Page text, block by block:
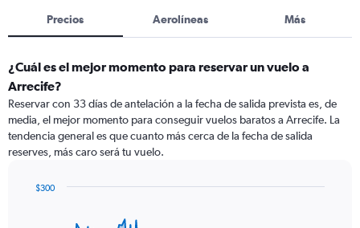
Precios Aerolíneas Más
¿Cuál es el mejor momento para reservar un vuelo a
Arrecife?
Reservar con 33 días de antelación a la fecha de salida prevista es, de
media, el mejor momento para conseguir vuelos baratos a Arrecife. La
tendencia general es que cuanto más cerca de la fecha de salida
reserves, más caro será tu vuelo.
$300